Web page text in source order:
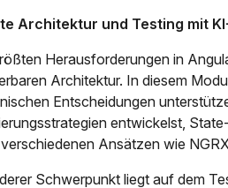
Architektur und Testing mit
Herausforderungen in
Architektur. In diesem
Entscheidungen
entwickelst,
Ansätzen wie
Schwerpunkt liegt auf dem